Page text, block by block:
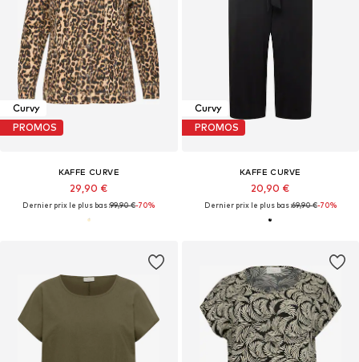
Curvy
PROMOS
KAFFE CURVE
29,90 €
Dernier prix le plus bas :99,90 €-70%
Curvy
PROMOS
KAFFE CURVE
20,90 €
Dernier prix le plus bas :69,90 €-70%